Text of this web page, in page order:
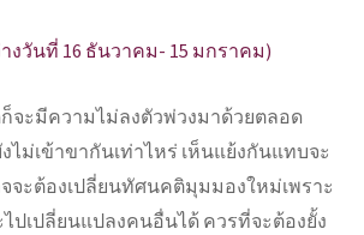
งวันที่ 16 ธันวาคม- 15 มกราคม)
จะมีความไม่ลงตัวพ่วงมาด้วยตลอด
ไม่เข้าขากันเท่าไหร่ เห็นแย้งกันแทบจะ
จะต้องเปลี่ยนทัศนคติมุมมองใหม่เพราะ
ปเปลี่ยนแปลงคนอื่นได้ ควรที่จะต้องยั้ง